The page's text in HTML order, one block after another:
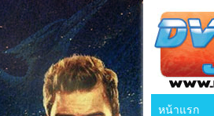
หน้าแรก